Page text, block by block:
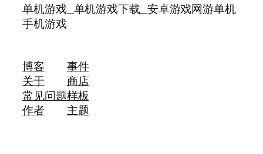
单机游戏_单机游戏下载_安卓游戏网游单机
手机游戏
博客
关于
常见问题
作者
事件
商店
样板
主题